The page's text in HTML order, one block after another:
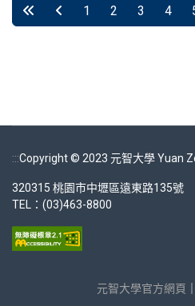
1 2 3 4
:::Copyright © 2023 元智大學 Yuan
320315 桃園市中壢區遠東路135號
TEL：(03)463-8800
元智大學官方網頁